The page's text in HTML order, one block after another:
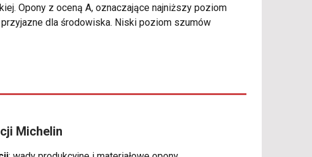
Opony z oceną A, oznaczające najniższy poziom
dla środowiska. Niski poziom szumów
Michelin